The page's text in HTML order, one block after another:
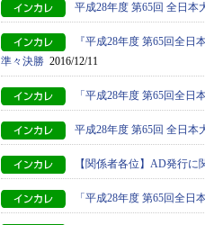
平成28年度 第65回 全日
『平成28年度 第65回全
準々決勝 2016/12/11
「平成28年度 第65回全
平成28年度 第65回 全日
【関係者各位】AD発行に
「平成28年度 第65回全